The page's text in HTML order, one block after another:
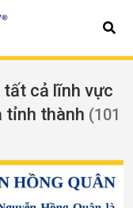
tất cả lĩnh vực
tỉnh thành (101